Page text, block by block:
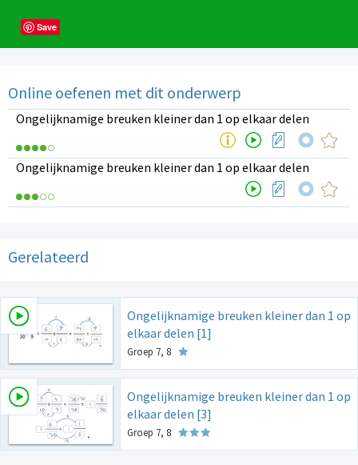
Save
Online oefenen met dit onderwerp
Ongelijknamige breuken kleiner dan 1 op elkaar delen
Ongelijknamige breuken kleiner dan 1 op elkaar delen
Gerelateerd
Ongelijknamige breuken kleiner dan 1 op
elkaar delen [1]
Groep 7, 8
Ongelijknamige breuken kleiner dan 1 op
elkaar delen [3]
Groep 7, 8